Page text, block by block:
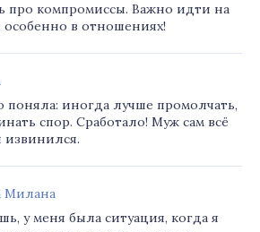
про компромиссы. Важно идти на
особенно в отношениях!
поняла: иногда лучше промолчать,
спор. Сработало! Муж сам всё
извинился.
Милана
у меня была ситуация, когда я